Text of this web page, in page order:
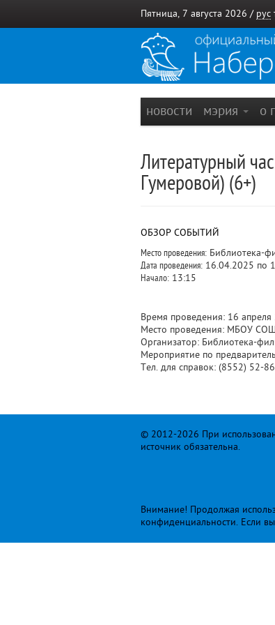
Пятница, 7 августа 2026 / рус
новости мэрия о
Литературный
Гумеровой) (6+)
ОБЗОР СОБЫТИЙ
Место проведения: Библиотека-
Дата проведения: 16.04.2025 по
Начало: 13:15
Время проведения: 16 апреля
Место проведения: МБОУ
Организатор: Библиотека-
Мероприятие по
Тел. для справок: (8552) 52-
© 2012-2026 При
источник обязательна.
Внимание! Продолжая
конфиденциальности. Если